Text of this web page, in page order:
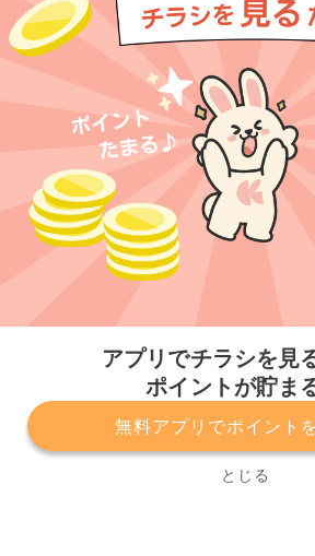
アプリでチラシを見
ポイントが貯ま
無料アプリでポイント
とじる
プライバシーポリシー 利用規約
サービスに関してのお問い合わせ